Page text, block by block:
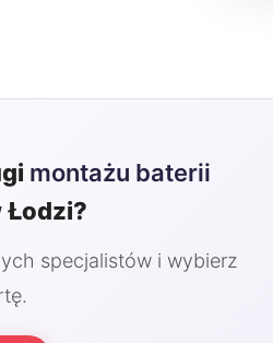
montażu baterii
Łodzi?
specjalistów i wybierz